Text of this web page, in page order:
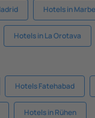
Hotels in
Hotels in La Orotava
Hotels Fatehabad
Hotels in Rühen